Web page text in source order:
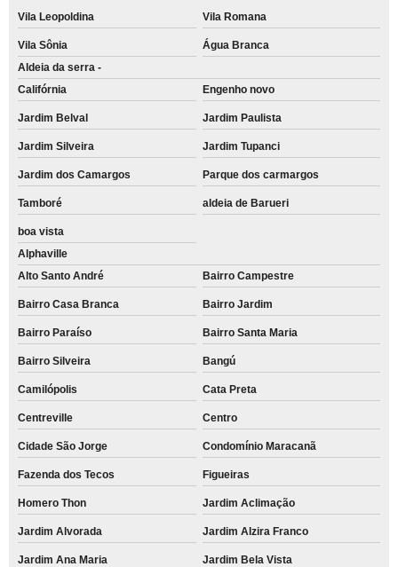
Vila Leopoldina Vila Romana
Vila Sônia
Água Branca
Aldeia da serra -
Califórnia
Engenho novo
Jardim Belval Jardim Paulista
Jardim Silveira Jardim Tupanci
Jardim dos Camargos Parque dos carmargos
Tamboré aldeia de Barueri
boa vista
Alphaville
Alto Santo André
Bairro Campestre
Bairro Casa Branca Bairro Jardim
Bairro Paraíso Bairro Santa Maria
Bairro Silveira Bangú
Camilópolis Cata Preta
Centreville Centro
Cidade São Jorge Condomínio Maracanã
Fazenda dos Tecos Figueiras
Homero Thon Jardim Aclimação
Jardim Alvorada Jardim Alzira Franco
Jardim Ana Maria Jardim Bela Vista